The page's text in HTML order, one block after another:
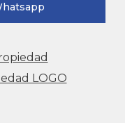
LOGO